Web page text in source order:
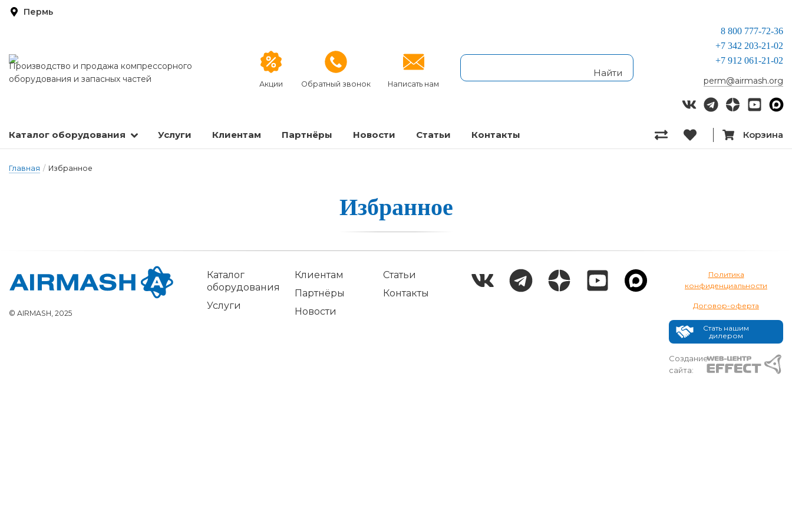
Пермь
Производство и продажа компрессорного
оборудования и запасных частей
Акции Обратный звонок Написать нам
8 800 777-72-36
+7 342 203-21-02
+7 912 061-21-02
perm@airmash.org
Каталог оборудования Услуги Клиентам Партнёры Новости Статьи Контакты Корзина
Главная / Избранное
Из­бран­ное
© AIRMASH, 2025
Каталог
оборудования
Услуги
Клиентам
Партнёры
Новости
Статьи
Контакты
Политика
конфиденциальности
Договор-оферта
Стать нашим
дилером
Создание
сайта: